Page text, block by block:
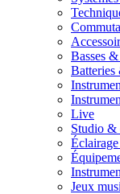
Basses
Batteries
Live
Studio &
Jeux